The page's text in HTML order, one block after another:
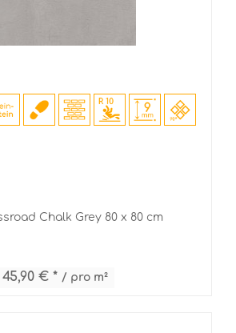
Chalk Grey 80 x 80 cm
45,90 € * / pro m²